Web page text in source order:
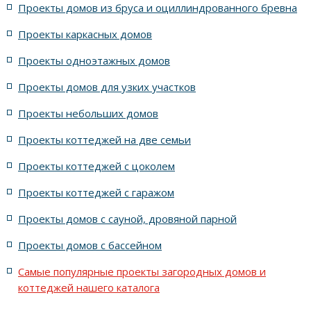
7 спален с крышей шале 5 спален и террасой
жилых в стиле Райта с 5 комнатами
жилых в английском стиле
жилых в современном стиле с террасой
с террасой и 6 комнатами
Проекты домов из бруса и оциллиндрованного бревна
Проекты каркасных домов
Проекты одноэтажных домов
Проекты домов для узких участков
Проекты небольших домов
Проекты коттеджей на две семьи
Проекты коттеджей с цоколем
Проекты коттеджей с гаражом
Проекты домов с сауной, дровяной парной
Проекты домов с бассейном
Самые популярные проекты загородных домов и
коттеджей нашего каталога